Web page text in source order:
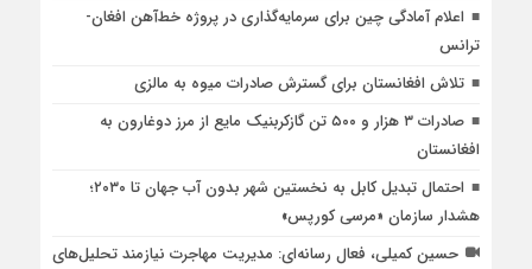
اعلام آمادگی چین برای سرمایه‌گذاری در پروژه خط‌آهن افغان‌-
ترانس
تلاش افغانستان برای گسترش صادرات میوه به مالزی
صادرات ۳ هزار و ۵۰۰ تن گازکربنیک مایع از مرز دوغارون به
افغانستان
احتمال تبدیل کابل به نخستین شهر بدون آب جهان تا ۲۰۳۰؛
هشدار سازمان «مرسی کورپس»
حسین کمیلی، فعال رسانه‌ای: مدیریت مهاجرت نیازمند تحلیل‌های